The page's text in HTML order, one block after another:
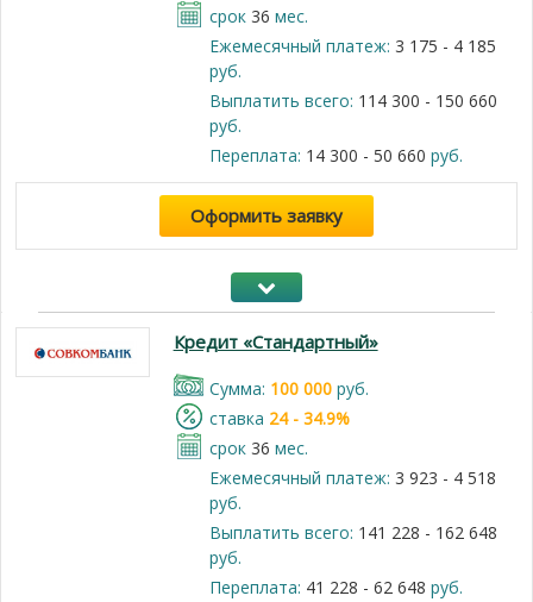
срок 36 мес.
Ежемесячный платеж: 3 175 - 4 185
руб.
Выплатить всего: 114 300 - 150 660
руб.
Переплата: 14 300 - 50 660 руб.
Оформить заявку
Кредит «Стандартный»
Cумма: 100 000руб.
cтавка 24 - 34.9%
срок 36 мес.
Ежемесячный платеж: 3 923 - 4 518
руб.
Выплатить всего: 141 228 - 162 648
руб.
Переплата: 41 228 - 62 648 руб.